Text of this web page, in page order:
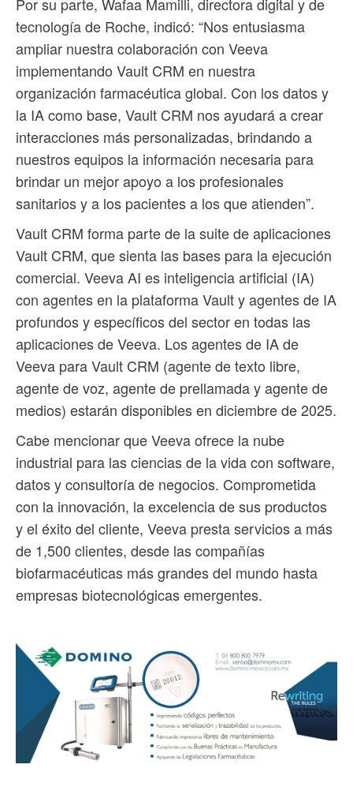
tecnología de Roche, indicó: “Nos entusiasma
ampliar nuestra colaboración con Veeva
implementando Vault CRM en nuestra
organización farmacéutica global. Con los datos y
la IA como base, Vault CRM nos ayudará a crear
interacciones más personalizadas, brindando a
nuestros equipos la información necesaria para
brindar un mejor apoyo a los profesionales
sanitarios y a los pacientes a los que atienden”.
Vault CRM forma parte de la suite de aplicaciones
Vault CRM, que sienta las bases para la ejecución
comercial. Veeva AI es inteligencia artificial (IA)
con agentes en la plataforma Vault y agentes de IA
profundos y específicos del sector en todas las
aplicaciones de Veeva. Los agentes de IA de
Veeva para Vault CRM (agente de texto libre,
agente de voz, agente de prellamada y agente de
medios) estarán disponibles en diciembre de 2025.
Cabe mencionar que Veeva ofrece la nube
industrial para las ciencias de la vida con software,
datos y consultoría de negocios. Comprometida
con la innovación, la excelencia de sus productos
y el éxito del cliente, Veeva presta servicios a más
de 1,500 clientes, desde las compañías
biofarmacéuticas más grandes del mundo hasta
empresas biotecnológicas emergentes.